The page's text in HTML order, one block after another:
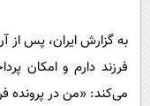
به گزارش ایران، پس
فرزند دارم و امکان
می‌کند: «من در پرونده